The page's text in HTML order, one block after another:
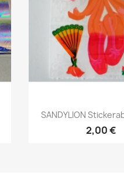
SANDYLION
2,00 €